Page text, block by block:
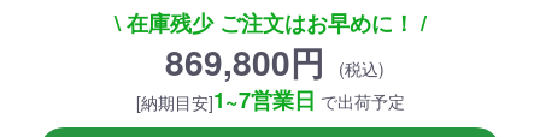
\ 在庫残少 ご注文はお早めに！ /
869,800円
(税込)
[納期目安]1~7営業日 で出荷予定